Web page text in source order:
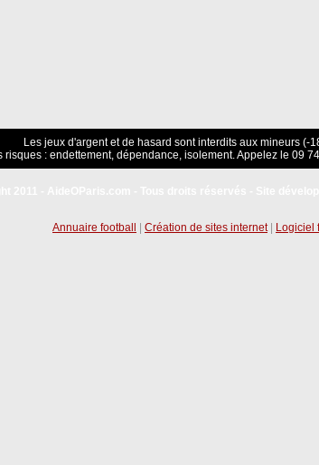
Les jeux d'argent et de hasard sont interdits aux mineurs (-
risques : endettement, dépendance, isolement. Appelez le 09
Annuaire football Création de sites internet| Logiciel